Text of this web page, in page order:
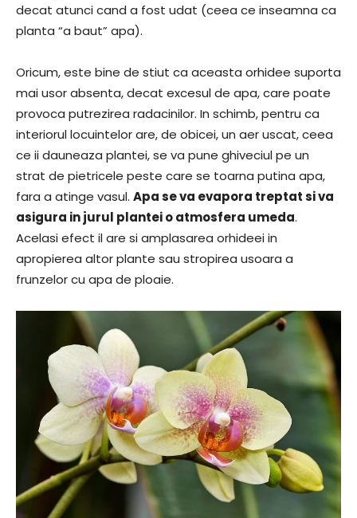
decat atunci cand a fost udat (ceea ce inseamna ca
planta “a baut” apa).
Oricum, este bine de stiut ca aceasta orhidee suporta
mai usor absenta, decat excesul de apa, care poate
provoca putrezirea radacinilor. In schimb, pentru ca
interiorul locuintelor are, de obicei, un aer uscat, ceea
ce ii dauneaza plantei, se va pune ghiveciul pe un
strat de pietricele peste care se toarna putina apa,
fara a atinge vasul. Apa se va evapora treptat si va
asigura in jurul plantei o atmosfera umeda.
Acelasi efect il are si amplasarea orhideei in
apropierea altor plante sau stropirea usoara a
frunzelor cu apa de ploaie.